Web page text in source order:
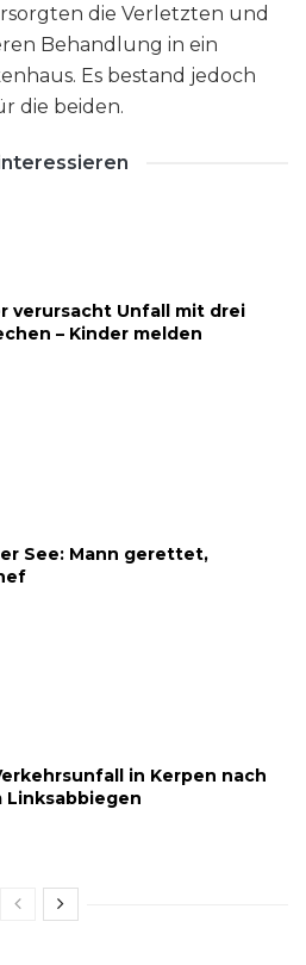
die Verletzten und
Behandlung in ein
Es bestand jedoch
die beiden.
verursacht Unfall mit drei
– Kinder melden
See: Mann gerettet,
in Kerpen nach
Linksabbiegen